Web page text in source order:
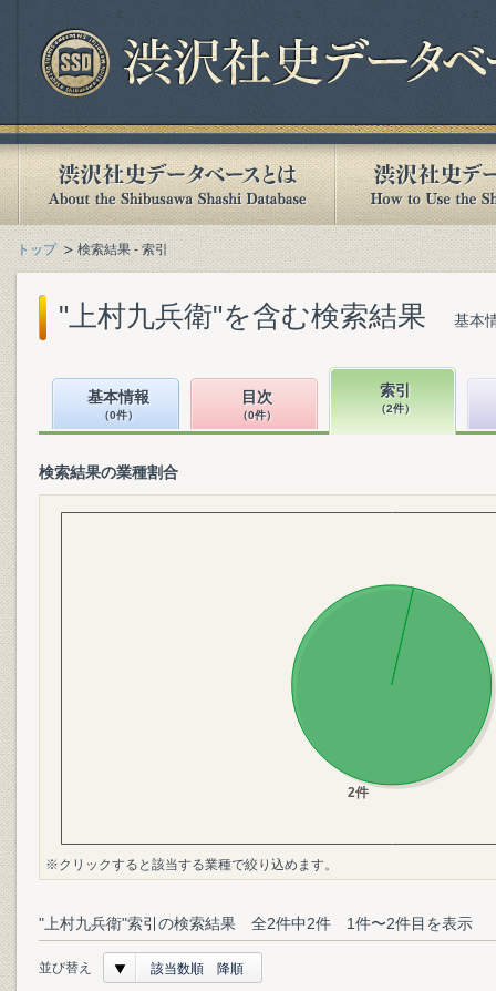
トップ 検索結果 - 索引
"上村九兵衛"を含む検索結果 基本
基本情報
（0件）
目次
（0件）
索引
（2件）
検索結果の業種割合
※クリックすると該当する業種で絞り込めます。
"上村九兵衛"索引の検索結果 全2件中2件 1件〜2件目を表示
並び替え 該当数順 降順